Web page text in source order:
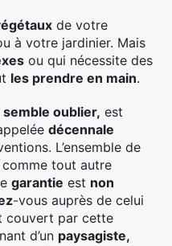
de votre
à votre jardinier. Mais
ou qui nécessite des
les prendre en main.
semble oublier, est
décennale
L’ensemble de
comme tout autre
garantie est non
-vous auprès de celui
couvert par cette
d’un paysagiste,